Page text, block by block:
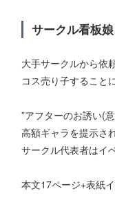
サークル看板
大手サークルから依
コス売り子すること
”アフターのお誘い(
高額ギャラを提示さ
サークル代表者はイ
本文17ページ+表紙